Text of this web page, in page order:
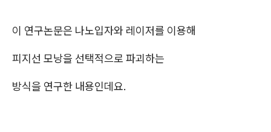
이 연구논문은 나노입자와 레이저를 이용해
피지선 모낭을 선택적으로 파괴하는
방식을 연구한 내용인데요.